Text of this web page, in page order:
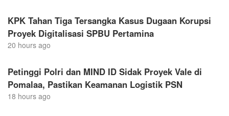
KPK Tahan Tiga Tersangka Kasus Dugaan Korupsi
Proyek Digitalisasi SPBU Pertamina
20 hours ago
Petinggi Polri dan MIND ID Sidak Proyek Vale di
Pomalaa, Pastikan Keamanan Logistik PSN
18 hours ago